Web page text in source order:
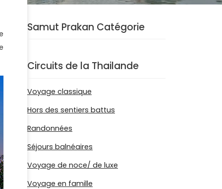
Samut Prakan Catégorie
Circuits de la Thailande
Voyage classique
Hors des sentiers battus
Randonnées
Séjours balnéaires
Voyage de noce/ de luxe
Voyage en famille